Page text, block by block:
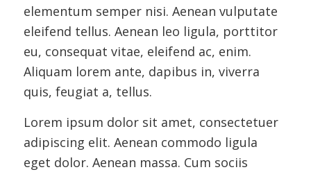
elementum semper nisi. Aenean vulputate
eleifend tellus. Aenean leo ligula, porttitor
eu, consequat vitae, eleifend ac, enim.
Aliquam lorem ante, dapibus in, viverra
quis, feugiat a, tellus.
Lorem ipsum dolor sit amet, consectetuer
adipiscing elit. Aenean commodo ligula
eget dolor. Aenean massa. Cum sociis